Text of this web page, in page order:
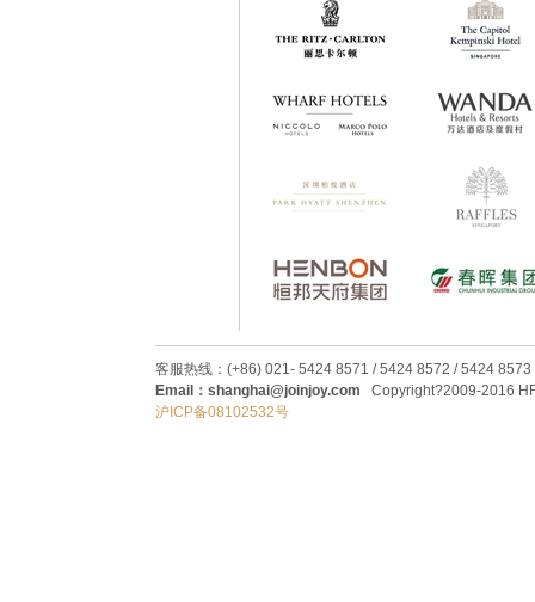
客服热线：(+86) 021- 5424 8571 / 5424 8572 / 5424 8573
Email：shanghai@joinjoy.com Copyright?2009-2016
沪ICP备08102532号